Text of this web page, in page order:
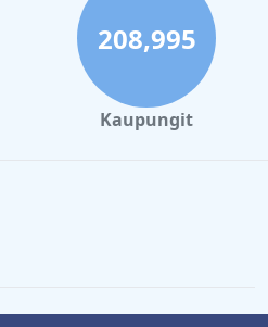
208,995
Kaupungit